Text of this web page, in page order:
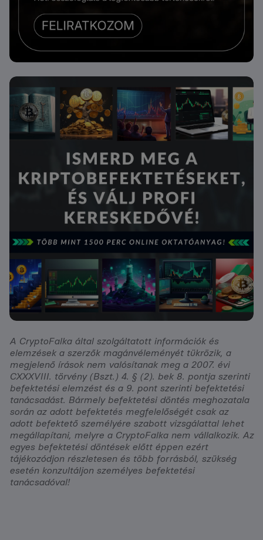
A CryptoFalka által szolgáltatott információk és
elemzések a szerzők magánvéleményét tükrözik, a
megjelenő írások nem valósítanak meg a 2007. évi
CXXXVIII. törvény (Bszt.) 4. § (2). bek 8. pontja szerinti
befektetési elemzést és a 9. pont szerinti befektetési
tanácsadást. Bármely befektetési döntés meghozatala
során az adott befektetés megfelelőségét csak az
adott befektető személyére szabott vizsgálattal lehet
megállapítani, melyre a CryptoFalka nem vállalkozik. Az
egyes befektetési döntések előtt éppen ezért
tájékozódjon részletesen és több forrásból, szükség
esetén konzultáljon személyes befektetési
tanácsadóval!